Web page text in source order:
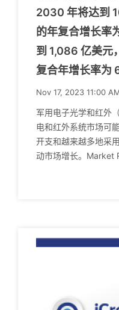
2030 年将达到
的年复合增长率
到 1,086 亿美
复合年增长率为
Nov 17, 2023 11:00
军用电子光学和红外
电和红外系统市场可
开支和越来越多地采
动市场增长。Market